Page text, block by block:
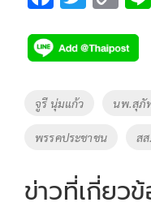
e
b
o
o
k
tt
er
p
y
Li
Tags
จูรี นุ่มแก้ว นพ.สุภั
พรรคประชาชน ส
ข่าวที่เกี่ยว